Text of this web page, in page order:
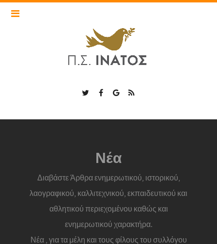
Τα cookies είναι σημαντικά για την εύρυθμη λειτουργία του
inatos.nisonperiplous.gr και για την βελτίωση της online
εμπειρία σας. Πατήστε «Αποδοχή Cookies» για να συνεχίσετε
ή επιλέξτε «Περισσότερα» για να δείτε λεπτομερείς
περιγραφές των τύπων cookies και να επιλέξετε αν θα
Αποδοχή Cookies
Νέα
Διαβάστε Άρθρα ενημερωτικού, ιστορικού,
λαογραφικού, καλλιτεχνικού, εκπαιδευτικού και
αθλητικού περιεχομένου καθώς και
ενημερωτικού χαρακτήρα.
Νέα , για τα μέλη και τους φίλους του συλλόγου